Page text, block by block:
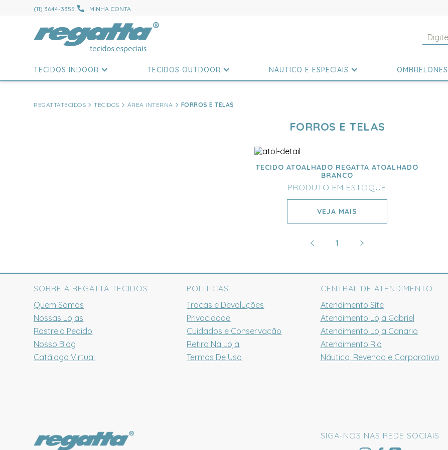
(11) 3644-3355 MINHA CONTA
TECIDOS INDOOR TECIDOS OUTDOOR NÁUTICO E ESPECIAIS OMBRELONES
REGATTATECIDOS TECIDOS ÁREA INTERNA FORROS E TELAS
FORROS E TELAS
TECIDO ATOALHADO REGATTA ATOALHADO
BRANCO
PRODUTO EM ESTOQUE
VEJA MAIS
1
SOBRE A REGATTA TECIDOS
Quem Somos
Nossas Lojas
Rastreio Pedido
Nosso Blog
Catálogo Virtual
POLITICAS
Trocas e Devoluções
Privacidade
Cuidados e Conservação
Retira Na Loja
Termos De Uso
CENTRAL DE ATENDIMENTO
Atendimento Site
Atendimento Loja Gabriel
Atendimento Loja Canario
Atendimento Rio
Náutica, Revenda e Corporativo
SIGA-NOS NAS REDE SOCIAIS